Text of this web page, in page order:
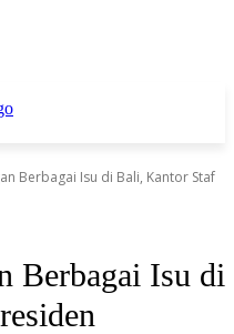
Berbagai Isu di Bali, Kantor Staf
Berbagai Isu di